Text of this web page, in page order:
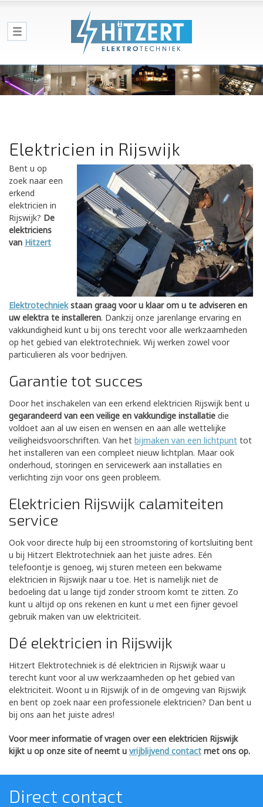
Elektricien in Rijswijk
Bent u op
zoek naar een
erkend
elektricien in
Rijswijk? De
elektriciens
van Hitzert
Elektrotechniekstaan graag voor u klaar om u te adviseren en
uw elektra te installeren. Dankzij onze jarenlange ervaring en
vakkundigheid kunt u bij ons terecht voor alle werkzaamheden
op het gebied van elektrotechniek. Wij werken zowel voor
particulieren als voor bedrijven.
Garantie tot succes
Door het inschakelen van een erkend elektricien Rijswijk bent u
gegarandeerd van een veilige en vakkundige installatie die
voldoet aan al uw eisen en wensen en aan alle wettelijke
veiligheidsvoorschriften. Van het bijmaken van een lichtpunt tot
het installeren van een compleet nieuw lichtplan. Maar ook
onderhoud, storingen en servicewerk aan installaties en
verlichting zijn voor ons geen probleem.
Elektricien Rijswijk calamiteiten
service
Ook voor directe hulp bij een stroomstoring of kortsluiting bent
u bij Hitzert Elektrotechniek aan het juiste adres. Eén
telefoontje is genoeg, wij sturen meteen een bekwame
elektricien in Rijswijk naar u toe. Het is namelijk niet de
bedoeling dat u lange tijd zonder stroom komt te zitten. Zo
kunt u altijd op ons rekenen en kunt u met een fijner gevoel
gebruik maken van uw elektriciteit.
Dé elektricien in Rijswijk
Hitzert Elektrotechniek is dé elektricien in Rijswijk waar u
terecht kunt voor al uw werkzaamheden op het gebied van
elektriciteit. Woont u in Rijswijk of in de omgeving van Rijswijk
en bent op zoek naar een professionele elektricien? Dan bent u
bij ons aan het juiste adres!
Voor meer informatie of vragen over een elektricien Rijswijk
kijkt u op onze site of neemt u vrijblijvend contact met ons op.
Direct contact